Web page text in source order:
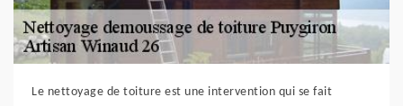
Le nettoyage de toiture est une intervention qui se fait